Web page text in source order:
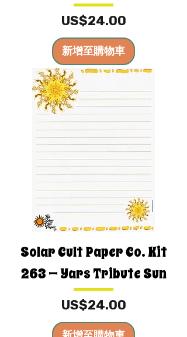
價格
US$24.00
新增至購物車
Solar Cult Paper Co. Kit
263 — Yars Tribute Sun
價格
US$24.00